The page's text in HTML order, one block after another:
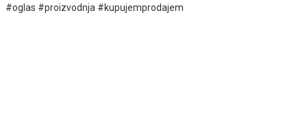
#oglas #proizvodnja #kupujemprodajem